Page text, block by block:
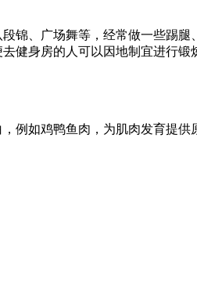
锦、广场舞等，经常做一些踢
健身房的人可以因地制宜进行
例如鸡鸭鱼肉，为肌肉发育提供